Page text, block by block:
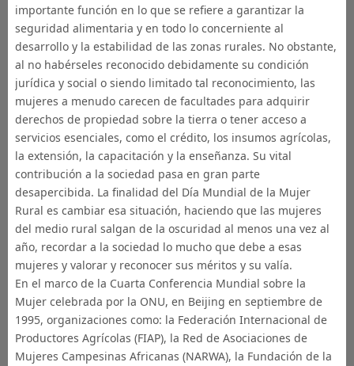
importante función en lo que se refiere a garantizar la
seguridad alimentaria y en todo lo concerniente al
desarrollo y la estabilidad de las zonas rurales. No obstante,
al no habérseles reconocido debidamente su condición
jurídica y social o siendo limitado tal reconocimiento, las
mujeres a menudo carecen de facultades para adquirir
derechos de propiedad sobre la tierra o tener acceso a
servicios esenciales, como el crédito, los insumos agrícolas,
la extensión, la capacitación y la enseñanza. Su vital
contribución a la sociedad pasa en gran parte
desapercibida. La finalidad del Día Mundial de la Mujer
Rural es cambiar esa situación, haciendo que las mujeres
del medio rural salgan de la oscuridad al menos una vez al
año, recordar a la sociedad lo mucho que debe a esas
mujeres y valorar y reconocer sus méritos y su valía.
En el marco de la Cuarta Conferencia Mundial sobre la
Mujer celebrada por la ONU, en Beijing en septiembre de
1995, organizaciones como: la Federación Internacional de
Productores Agrícolas (FIAP), la Red de Asociaciones de
Mujeres Campesinas Africanas (NARWA), la Fundación de la